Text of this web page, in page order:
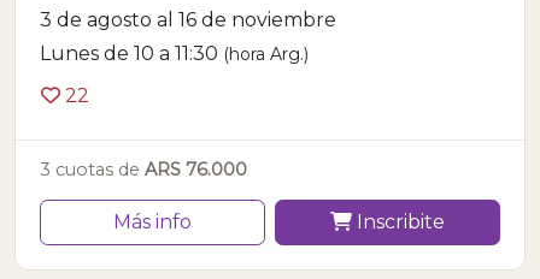
3 de agosto al 16 de noviembre
Lunes de 10 a 11:30 (hora Arg.)
22
3 cuotas de ARS 76.000
Más info Inscribite